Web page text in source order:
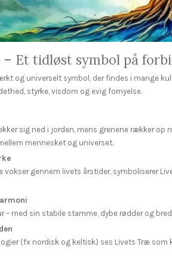
Et tidløst symbol på
og universelt symbol, der findes i mange
styrke, visdom og evig fornyelse.
sig ned i jorden, mens grenene rækker
mennesket og universet.
vokser gennem livets årstider, symboliserer
– med sin stabile stamme, dybe rødder og
(fx nordisk og keltisk) ses Livets Træ